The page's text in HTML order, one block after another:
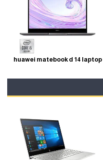
huawei matebook d 14 laptop